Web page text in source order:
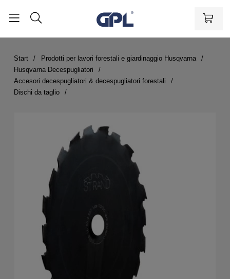
Start
Prodotti per lavori forestali e giardinaggio Husqvarna
Husqvarna Decespugliatori
Accesori decespugliatori & decespugliatori forestali
Dischi da taglio